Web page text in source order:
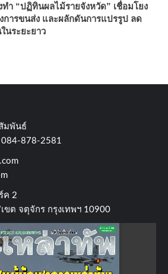
ำ “ปฏิทินผลไม้รายจังหวัด” เชื่อมโยง
การขนส่ง และผลักดันการแปรรูป ลด
นระยะยาว
มพันธ์
084-878-2581
ค​ 2
ต​ จตุจักร​ กรุงเทพฯ 10900